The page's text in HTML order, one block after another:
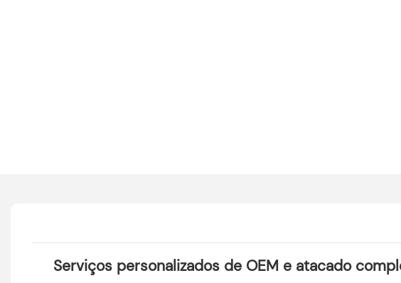
Serviços personalizados de OEM e atacado